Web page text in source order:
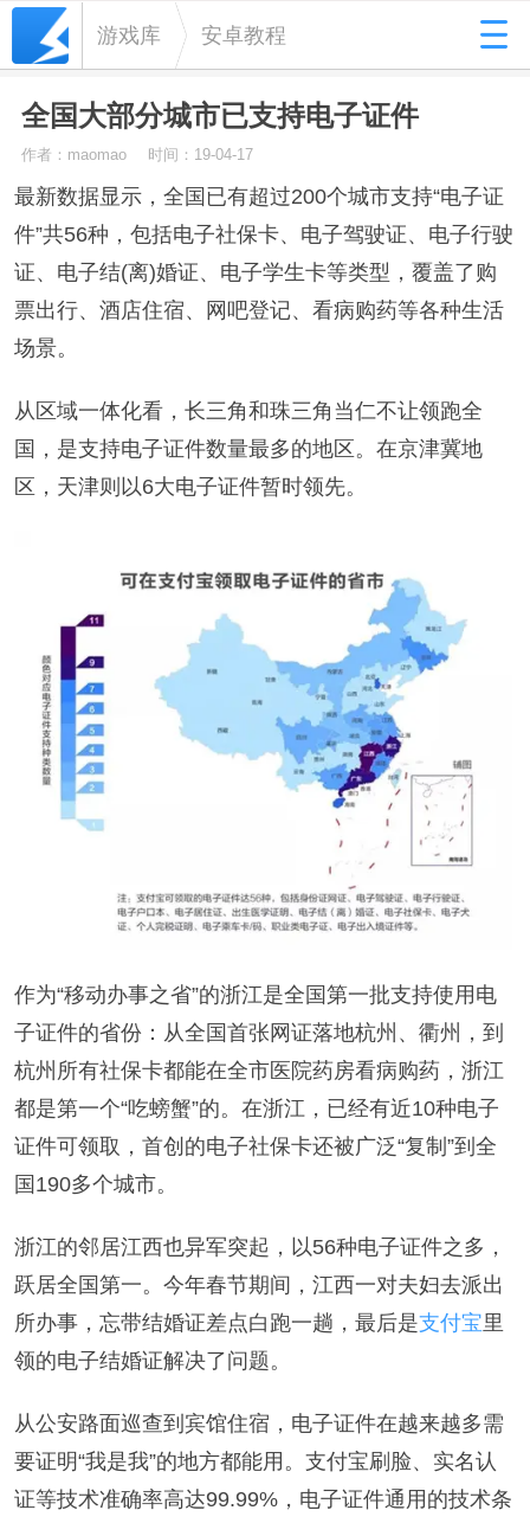
游戏库 安卓教程
全国大部分城市已支持电子证件
作者：maomao 时间：19-04-17
最新数据显示，全国已有超过200个城市支持“电子证
件”共56种，包括电子社保卡、电子驾驶证、电子行驶
证、电子结(离)婚证、电子学生卡等类型，覆盖了购
票出行、酒店住宿、网吧登记、看病购药等各种生活
场景。
从区域一体化看，长三角和珠三角当仁不让领跑全
国，是支持电子证件数量最多的地区。在京津冀地
区，天津则以6大电子证件暂时领先。
作为“移动办事之省”的浙江是全国第一批支持使用电
子证件的省份：从全国首张网证落地杭州、衢州，到
杭州所有社保卡都能在全市医院药房看病购药，浙江
都是第一个“吃螃蟹”的。在浙江，已经有近10种电子
证件可领取，首创的电子社保卡还被广泛“复制”到全
国190多个城市。
浙江的邻居江西也异军突起，以56种电子证件之多，
跃居全国第一。今年春节期间，江西一对夫妇去派出
所办事，忘带结婚证差点白跑一趟，最后是支付宝里
领的电子结婚证解决了问题。
从公安路面巡查到宾馆住宿，电子证件在越来越多需
要证明“我是我”的地方都能用。支付宝刷脸、实名认
证等技术准确率高达99.99%，电子证件通用的技术条